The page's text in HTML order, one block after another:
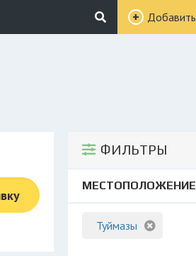
Добавить
ФИЛЬТРЫ
МЕСТОПОЛОЖЕНИЕ
Туймазы